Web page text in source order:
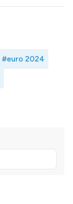
#euro 2024